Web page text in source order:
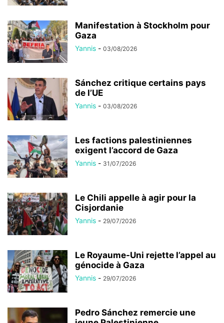
Manifestation à Stockholm pour
Gaza
Yannis - 03/08/2026
Sánchez critique certains pays
de l’UE
Yannis - 03/08/2026
Les factions palestiniennes
exigent l’accord de Gaza
Yannis - 31/07/2026
Le Chili appelle à agir pour la
Cisjordanie
Yannis - 29/07/2026
Le Royaume-Uni rejette l’appel au
génocide à Gaza
Yannis - 29/07/2026
Pedro Sánchez remercie une